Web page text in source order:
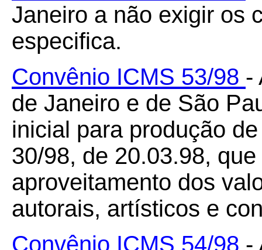
Janeiro a não exigir os
especifica.
Convênio ICMS 53/98 -
de Janeiro e de São
inicial para produção
30/98, de 20.03.98,
aproveitamento dos
autorais, artísticos e
Convênio ICMS 54/98 -